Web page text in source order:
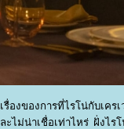
องของการที่ไรโน่กับเค
ม่น่าเชื่อเท่าไหร่ ฝั่งไรโ